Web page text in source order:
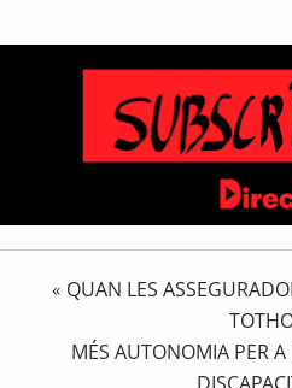
« QUAN LES
MÉS AUTONOMIA PER A